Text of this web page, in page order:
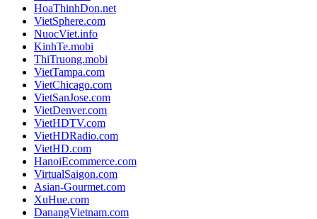
HoaThinhDon.net
VietSphere.com
NuocViet.info
KinhTe.mobi
ThiTruong.mobi
VietTampa.com
VietChicago.com
VietSanJose.com
VietDenver.com
VietHDTV.com
VietHDRadio.com
VietHD.com
HanoiEcommerce.com
VirtualSaigon.com
Asian-Gourmet.com
XuHue.com
DanangVietnam.com